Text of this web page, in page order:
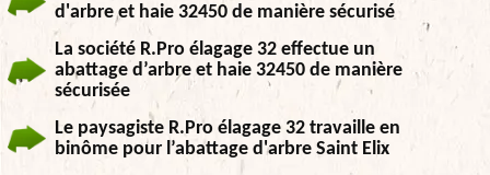
d'arbre et haie 32450 de manière sécurisé
La société R.Pro élagage 32 effectue un
abattage d’arbre et haie 32450 de manière
sécurisée
Le paysagiste R.Pro élagage 32 travaille en
binôme pour l’abattage d'arbre Saint Elix